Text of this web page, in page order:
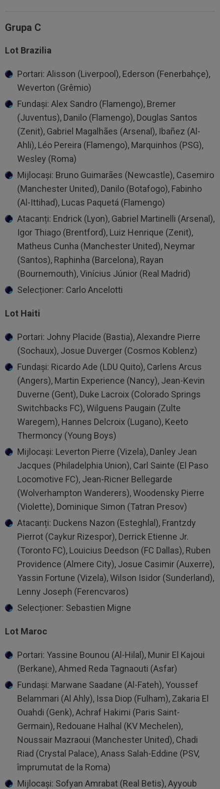
Grupa C
Lot Brazilia
Portari: Alisson (Liverpool), Ederson (Fenerbahçe),
Weverton (Grêmio)
Fundași: Alex Sandro (Flamengo), Bremer
(Juventus), Danilo (Flamengo), Douglas Santos
(Zenit), Gabriel Magalhães (Arsenal), Ibañez (Al-
Ahli), Léo Pereira (Flamengo), Marquinhos (PSG),
Wesley (Roma)
Mijlocași: Bruno Guimarães (Newcastle), Casemiro
(Manchester United), Danilo (Botafogo), Fabinho
(Al-Ittihad), Lucas Paquetá (Flamengo)
Atacanți: Endrick (Lyon), Gabriel Martinelli (Arsenal),
Igor Thiago (Brentford), Luiz Henrique (Zenit),
Matheus Cunha (Manchester United), Neymar
(Santos), Raphinha (Barcelona), Rayan
(Bournemouth), Vinícius Júnior (Real Madrid)
Selecționer: Carlo Ancelotti
Lot Haiti
Portari: Johny Placide (Bastia), Alexandre Pierre
(Sochaux), Josue Duverger (Cosmos Koblenz)
Fundași: Ricardo Ade (LDU Quito), Carlens Arcus
(Angers), Martin Experience (Nancy), Jean-Kevin
Duverne (Gent), Duke Lacroix (Colorado Springs
Switchbacks FC), Wilguens Paugain (Zulte
Waregem), Hannes Delcroix (Lugano), Keeto
Thermoncy (Young Boys)
Mijlocași: Leverton Pierre (Vizela), Danley Jean
Jacques (Philadelphia Union), Carl Sainte (El Paso
Locomotive FC), Jean-Ricner Bellegarde
(Wolverhampton Wanderers), Woodensky Pierre
(Violette), Dominique Simon (Tatran Presov)
Atacanți: Duckens Nazon (Esteghlal), Frantzdy
Pierrot (Caykur Rizespor), Derrick Etienne Jr.
(Toronto FC), Louicius Deedson (FC Dallas), Ruben
Providence (Almere City), Josue Casimir (Auxerre),
Yassin Fortune (Vizela), Wilson Isidor (Sunderland),
Lenny Joseph (Ferencvaros)
Selecționer: Sebastien Migne
Lot Maroc
Portari: Yassine Bounou (Al-Hilal), Munir El Kajoui
(Berkane), Ahmed Reda Tagnaouti (Asfar)
Fundași: Marwane Saadane (Al-Fateh), Youssef
Belammari (Al Ahly), Issa Diop (Fulham), Zakaria El
Ouahdi (Genk), Achraf Hakimi (Paris Saint-
Germain), Redouane Halhal (KV Mechelen),
Noussair Mazraoui (Manchester United), Chadi
Riad (Crystal Palace), Anass Salah-Eddine (PSV,
împrumutat de la Roma)
Mijlocași: Sofyan Amrabat (Real Betis), Ayyoub